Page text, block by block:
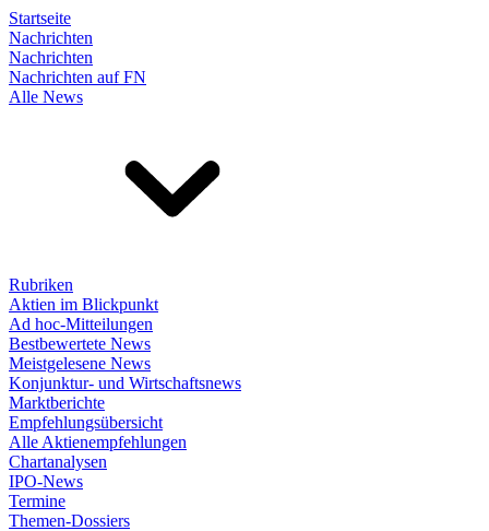
Startseite
Nachrichten
Nachrichten
Nachrichten auf FN
Alle News
Rubriken
Aktien im Blickpunkt
Ad hoc-Mitteilungen
Bestbewertete News
Meistgelesene News
Konjunktur- und Wirtschaftsnews
Marktberichte
Empfehlungsübersicht
Alle Aktienempfehlungen
Chartanalysen
IPO-News
Termine
Themen-Dossiers